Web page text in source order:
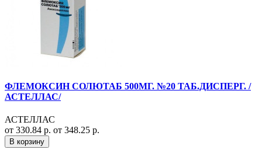
ФЛЕМОКСИН СОЛЮТАБ 500МГ. №20 ТАБ.ДИСПЕРГ. /
АСТЕЛЛАС/
АСТЕЛЛАС
от 330.84 р. от 348.25 р.
В корзину